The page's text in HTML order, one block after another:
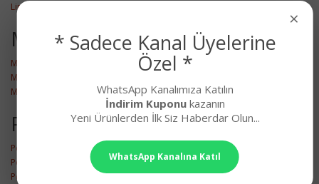
Lino
M
Mdl
Mecit
Mona Lisa
P
Pelin
Polat Yıldız
Polkan
×
* Sadece Kanal Üyelerine
Özel *
WhatsApp Kanalımıza Katılın
İndirim Kuponukazanın
Yeni Ürünlerden İlk Siz Haberdar Olun...
WhatsApp Kanalına Katıl